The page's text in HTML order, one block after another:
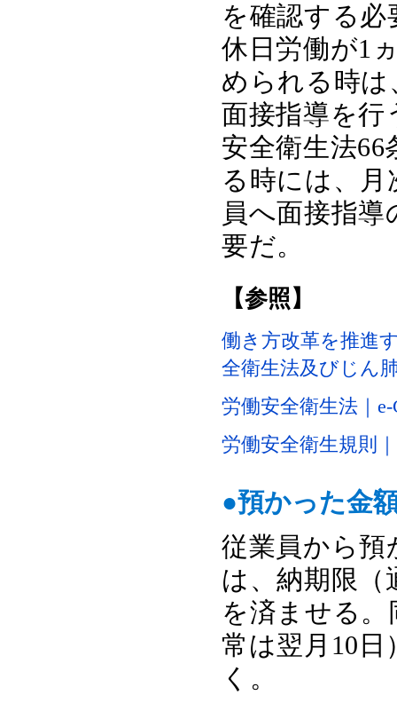
を確認する
休日労働が1
められる時
面接指導を行
安全衛生法
る時には、
員へ面接指
要だ。
【参照】
働き方改革を推進
全衛生法及びじん
労働安全衛生法｜e-
労働安全衛生規則
●預かった金
従業員から預
は、納期限（
を済ませる
常は翌月10
く。